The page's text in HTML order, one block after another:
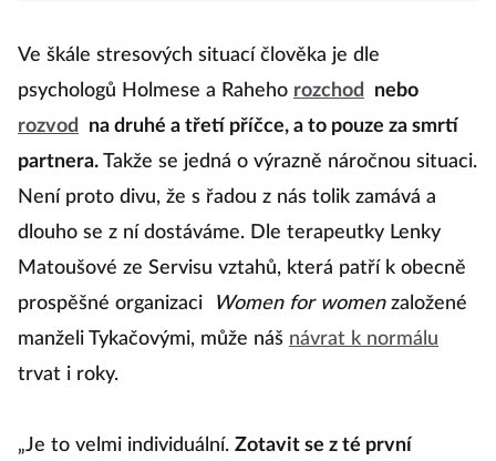
Ve škále stresových situací člověka je dle
psychologů Holmese a Raheho rozchod
nebo
rozvod
na druhé a třetí příčce, a to pouze za smrtí
partnera. Takže se jedná o výrazně náročnou situaci.
Není proto divu, že s řadou z nás tolik zamává a
dlouho se z ní dostáváme. Dle terapeutky Lenky
Matoušové ze Servisu vztahů, která patří k obecně
prospěšné organizaci
Women for women založené
manželi Tykačovými, může náš návrat k normálu
trvat i roky.
„Je to velmi individuální. Zotavit se z té první